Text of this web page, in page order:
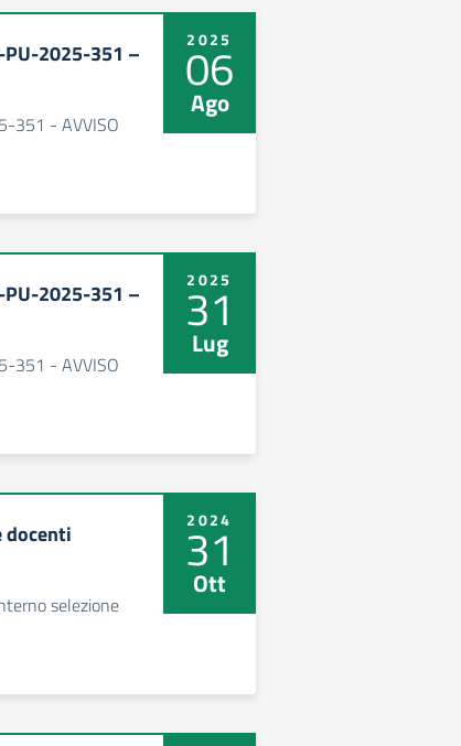
2025
06
Ago
2025-351 –
351 - AVVISO
2025
31
Lug
2025-351 –
351 - AVVISO
2024
31
Ott
docenti
selezione